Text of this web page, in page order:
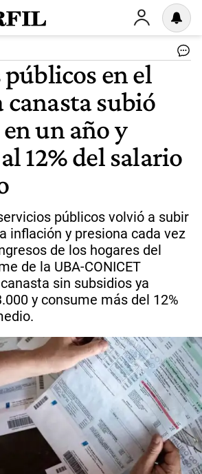
públicos en el
canasta subió
un año y
12% del salario
públicos volvió a subir
inflación y presiona cada vez
de los hogares del
de la UBA-CONICET
sin subsidios ya
y consume más del 12%